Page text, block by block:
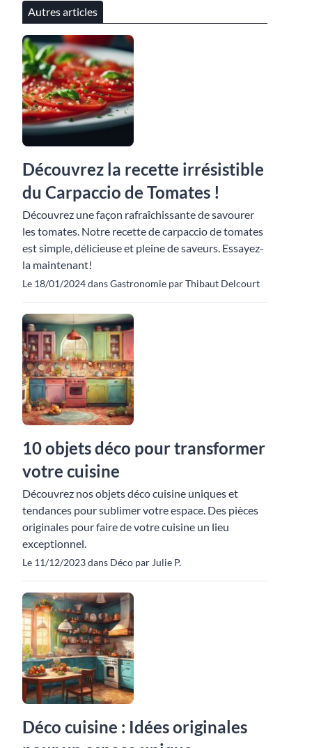
Autres articles
Découvrez la recette irrésistible
du Carpaccio de Tomates !
Découvrez une façon rafraîchissante de savourer
les tomates. Notre recette de carpaccio de tomates
est simple, délicieuse et pleine de saveurs. Essayez-
la maintenant!
Le 18/01/2024 dans Gastronomie par Thibaut Delcourt
10 objets déco pour transformer
votre cuisine
Découvrez nos objets déco cuisine uniques et
tendances pour sublimer votre espace. Des pièces
originales pour faire de votre cuisine un lieu
exceptionnel.
Le 11/12/2023 dans Déco par Julie P.
Déco cuisine : Idées originales